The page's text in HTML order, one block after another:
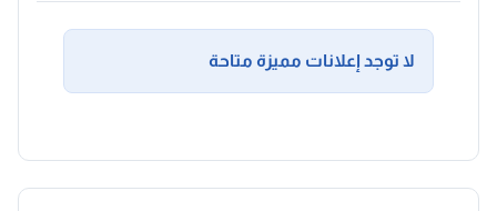
لا توجد إعلانات مميزة متاحة